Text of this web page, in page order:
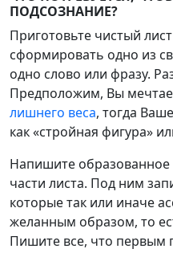
ПОДСОЗНАНИЕ?
Приготовьте чистый
сформировать одно из
одно слово или фразу.
Предположим, Вы
лишнего веса, тогда
как «стройная фигура»
Напишите образованное
части листа. Под ним
которые так или иначе
желанным образом, то
Пишите все, что первым